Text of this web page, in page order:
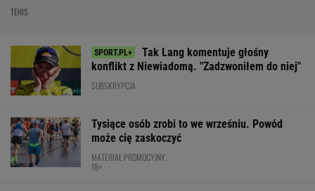
TENIS
Tak Lang komentuje głośny
konflikt z Niewiadomą. "Zadzwoniłem do niej"
SUBSKRYPCJA
Tysiące osób zrobi to we wrześniu. Powód
może cię zaskoczyć
MATERIAŁ PROMOCYJNY,
18+